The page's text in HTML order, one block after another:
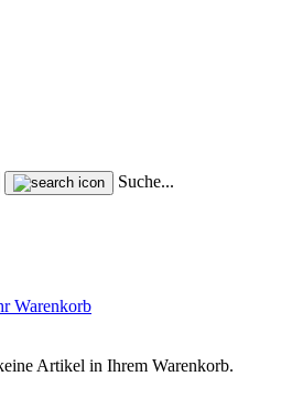
Suche...
Warenkorb
Artikel in Ihrem Warenkorb.